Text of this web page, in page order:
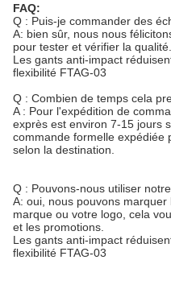
FAQ:
Q : Puis-je commander des
A: bien sûr, nous nous
pour tester et vérifier la qualité.
Les gants anti-impact
flexibilité FTAG-03
Q : Combien de temps cela
A : Pour l'expédition de
exprès est environ 7-15 jours
commande formelle expédiée
selon la destination.
Q : Pouvons-nous utiliser
A: oui, nous pouvons
marque ou votre logo, cela
et les promotions.
Les gants anti-impact
flexibilité FTAG-03